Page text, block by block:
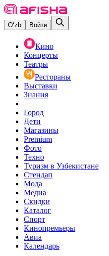
O‘zb Войти
Кино
Концерты
Театры
Рестораны
Выставки
Знания
Город
Дети
Магазины
Premium
Фото
Техно
Туризм в Узбекистане
Стендап
Мода
Медиа
Скидки
Каталог
Спорт
Кинопремьеры
Авиа
Календарь